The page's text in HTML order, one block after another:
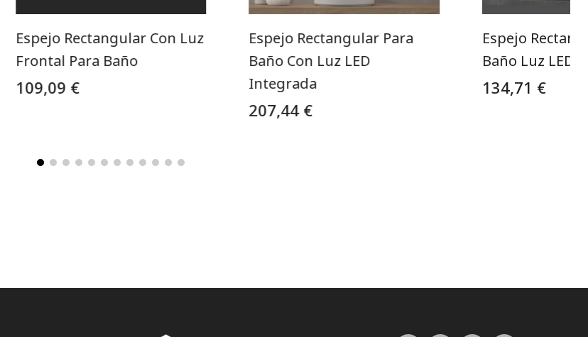
Espejo Rectangular Con Luz
Frontal Para Baño
109,09 €
Espejo Rectangular Para
Baño Con Luz LED
Integrada
207,44 €
Espejo
Baño Luz LED
134,71 €